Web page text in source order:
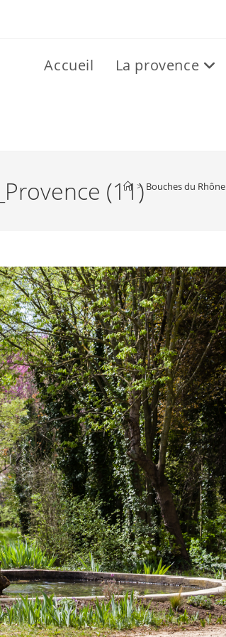
Accueil La provence
(11)
> Bouches du Rhône